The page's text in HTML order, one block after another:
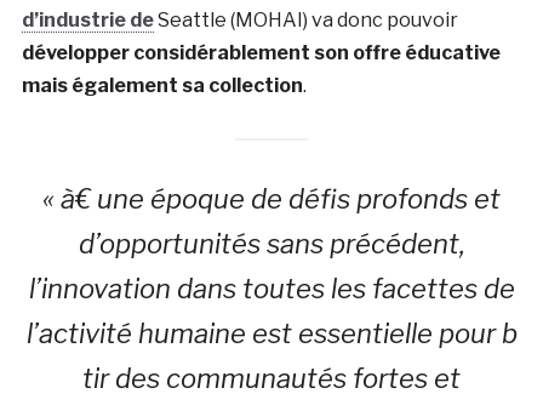
d’industrie deSeattle (MOHAI) va donc pouvoir
développer considérablement son offre éducative
mais également sa collection.
« à€ une époque de défis profonds et
d’opportunités sans précédent,
l’innovation dans toutes les facettes de
l’activité humaine est essentielle pour b
tir des communautés fortes et